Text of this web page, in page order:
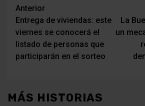
Navegación
de
entradas
Anterior
Entrega de viviendas: este
viernes se conocerá el
listado de personas que
participarán en el sorteo
La
un
MÁS HISTORIAS